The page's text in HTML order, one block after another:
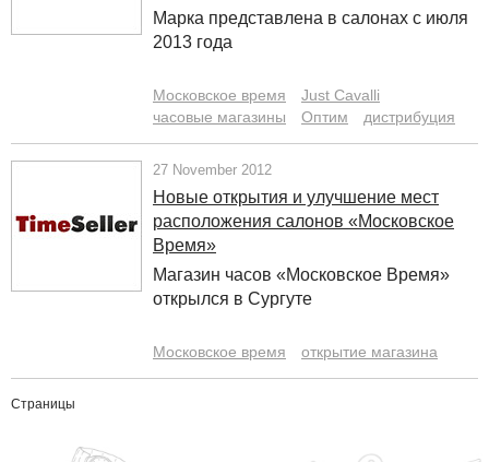
Марка представлена в салонах с июля
2013 года
Московское время
Just Cavalli
часовые магазины
Оптим дистрибуция
27 November 2012
Новые открытия и улучшение мест
расположения салонов «Московское
Время»
Магазин часов «Московское Время»
открылся в Сургуте
Московское время открытие магазина
Страницы